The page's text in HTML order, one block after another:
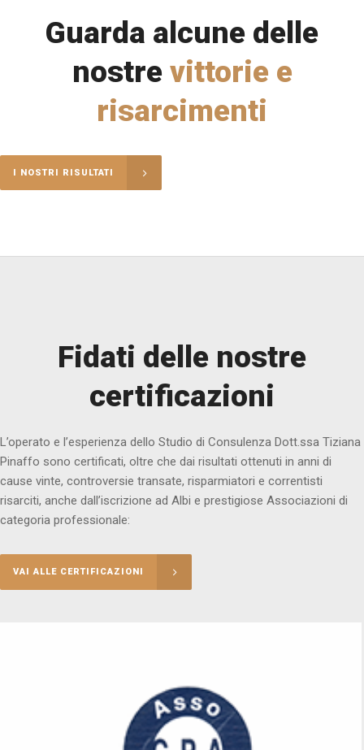
Guarda alcune delle
nostre vittorie e
risarcimenti
I NOSTRI RISULTATI
Fidati delle nostre
certificazioni
L’operato e l’esperienza dello Studio di Consulenza Dott.ssa Tiziana
Pinaffo sono certificati, oltre che dai risultati ottenuti in anni di
cause vinte, controversie transate, risparmiatori e correntisti
risarciti, anche dall’iscrizione ad Albi e prestigiose Associazioni di
categoria professionale:
VAI ALLE CERTIFICAZIONI